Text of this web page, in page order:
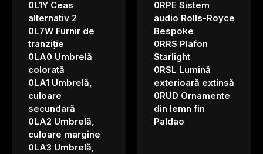
0L1Y Ceas
alternativ 2
0L7W Furnir de
tranziție
0LA0 Umbrelă
colorată
0LA1 Umbrelă,
culoare
secundară
0LA2 Umbrelă,
culoare margine
0LA3 Umbrelă,
0RPE Sistem
audio Rolls-Royce
Bespoke
0RRS Plafon
Starlight
0RSL Lumină
exterioară extinsă
0RUD Ornamente
din lemn fin
Paldao